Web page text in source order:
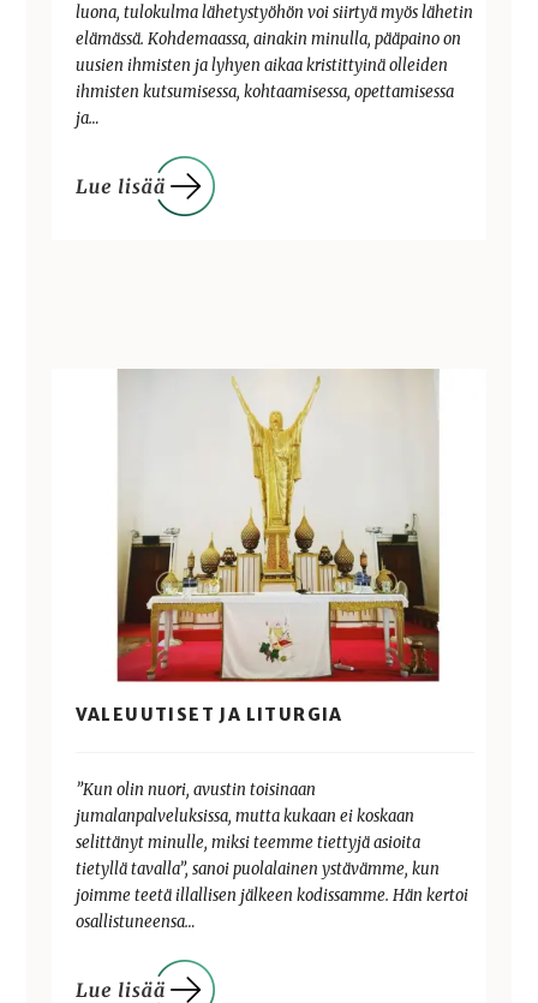
luona, tulokulma lähetystyöhön voi siirtyä myös lähetin
elämässä. Kohdemaassa, ainakin minulla, pääpaino on
uusien ihmisten ja lyhyen aikaa kristittyinä olleiden
ihmisten kutsumisessa, kohtaamisessa, opettamisessa
ja…
VALEUUTISET JA LITURGIA
”Kun olin nuori, avustin toisinaan
jumalanpalveluksissa, mutta kukaan ei koskaan
selittänyt minulle, miksi teemme tiettyjä asioita
tietyllä tavalla”, sanoi puolalainen ystävämme, kun
joimme teetä illallisen jälkeen kodissamme. Hän kertoi
osallistuneensa…